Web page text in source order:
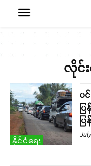
လိုင်း
နိုင်ငံရေး
ပ
ပ
ပ